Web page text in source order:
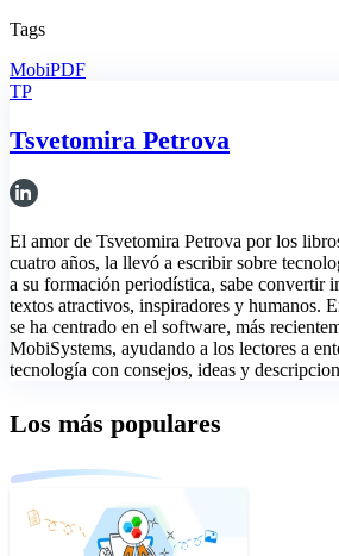
Tags
MobiPDF
TP
Tsvetomira Petrova
El amor de Tsvetomira Petrova por los
cuatro años, la llevó a escribir sobre
a su formación periodística, sabe convertir
textos atractivos, inspiradores y humanos.
se ha centrado en el software, más
MobiSystems, ayudando a los lectores a
tecnología con consejos, ideas y
Los más populares